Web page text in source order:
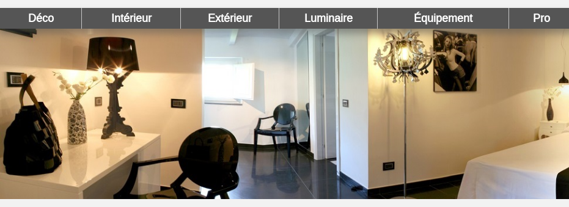
Déco Intérieur Extérieur Luminaire Équipement Pro